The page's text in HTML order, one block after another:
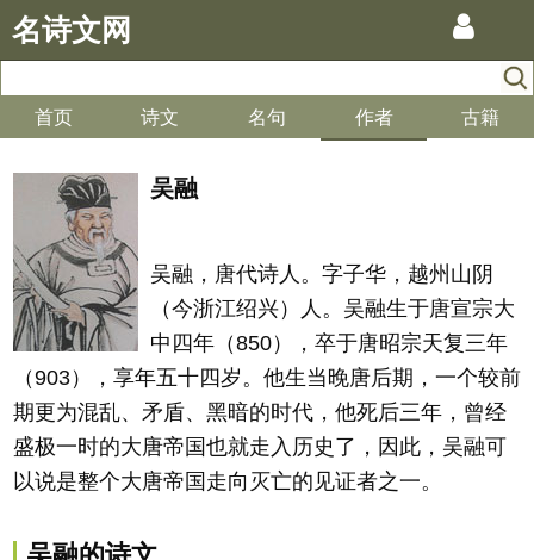
名诗文网
首页 诗文 名句 作者 古籍
吴融
吴融，唐代诗人。字子华，越州山阴
（今浙江绍兴）人。吴融生于唐宣宗大
中四年（850），卒于唐昭宗天复三年
（903），享年五十四岁。他生当晚唐后期，一个较前
期更为混乱、矛盾、黑暗的时代，他死后三年，曾经
盛极一时的大唐帝国也就走入历史了，因此，吴融可
以说是整个大唐帝国走向灭亡的见证者之一。